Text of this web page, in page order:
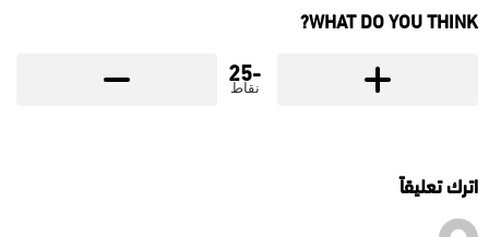
WHAT DO YOU THINK?
-25
نقاط
اترك تعليقاً